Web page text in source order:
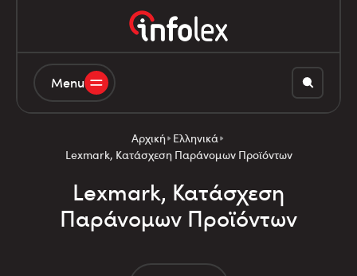
Menu
Αρχική Ελληνικά
Lexmark, Κατάσχεση Παράνομων Προϊόντων
Lexmark, Κατάσχεση
Παράνομων Προϊόντων